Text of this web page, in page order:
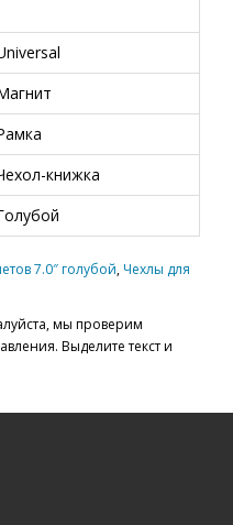
книжка
7.0″ голубой,Чехлы для
мы проверим
Выделите текст и